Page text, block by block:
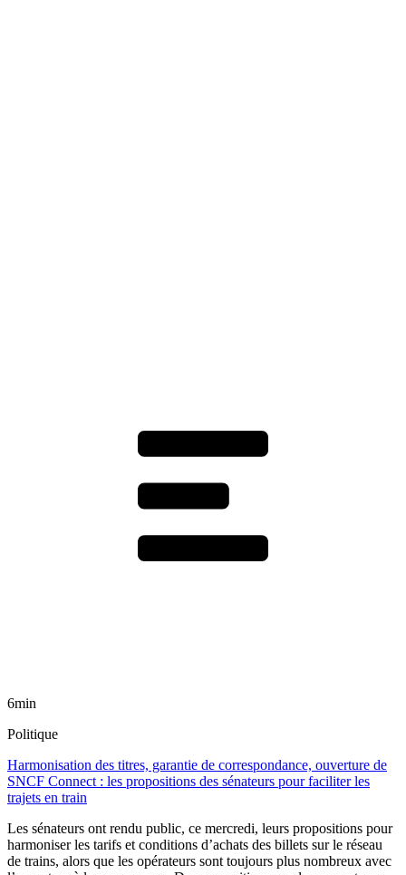
6min
Politique
Harmonisation des titres, garantie de correspondance, ouverture de
SNCF Connect : les propositions des sénateurs pour faciliter les
trajets en train
Les sénateurs ont rendu public, ce mercredi, leurs propositions pour
harmoniser les tarifs et conditions d’achats des billets sur le réseau
de trains, alors que les opérateurs sont toujours plus nombreux avec